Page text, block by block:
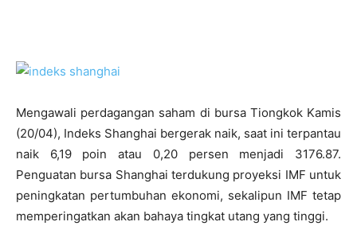
Mengawali perdagangan saham di bursa Tiongkok Kamis
(20/04), Indeks Shanghai bergerak naik, saat ini terpantau
naik 6,19 poin atau 0,20 persen menjadi 3176.87.
Penguatan bursa Shanghai terdukung proyeksi IMF untuk
peningkatan pertumbuhan ekonomi, sekalipun IMF tetap
memperingatkan akan bahaya tingkat utang yang tinggi.